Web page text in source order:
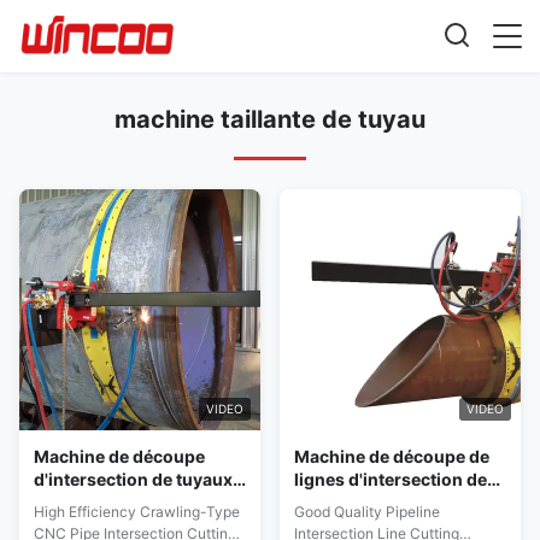
machine taillante de tuyau
VIDEO
Machine de découpe
d'intersection de tuyaux
CNC à chenilles à haut
rendement
High Efficiency Crawling-Type
CNC Pipe Intersection Cutting
VIDEO
Machine de découpe de
lignes d'intersection de
pipelines de bonne
qualité avec contrôle
Good Quality Pipeline
Intersection Line Cutting